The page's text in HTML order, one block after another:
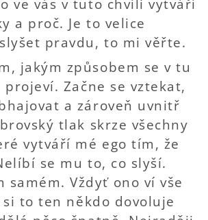
ve vás v tuto chvíli vytváří
a proč. Je to velice
pravdu, to mi věřte.
jakým způsobem se v tu
projeví. Začne se vztekat,
a zároveň uvnitř
tlak skrze všechny
vytváří mé ego tím, že
se mu to, co slyší.
samém. Vždyť ono ví vše
to ten někdo dovoluje